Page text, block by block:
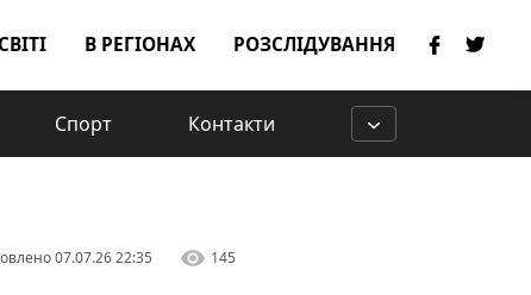
В РЕГІОНАХ РОЗСЛІДУВАННЯ
Спорт Контакти
07.07.26 22:35 145